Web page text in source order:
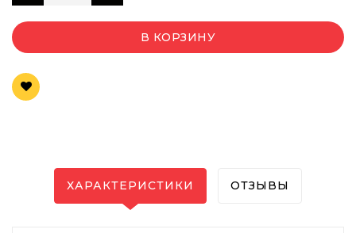
В КОРЗИНУ
ХАРАКТЕРИСТИКИ ОТЗЫВЫ